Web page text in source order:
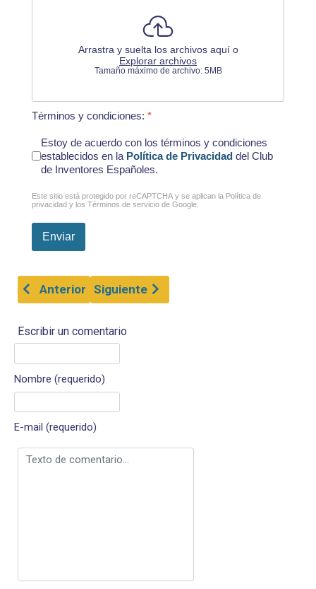
Arrastra y suelta los archivos aquí o
Explorar archivos
Tamaño máximo de archivo: 5MB
Términos y condiciones: *
Estoy de acuerdo con los términos y condiciones
establecidos en la Política de Privacidad del Club
de Inventores Españoles.
reCAPTCHA*
Este sitio está protegido por reCAPTCHA y se aplican la Política de
privacidad y los Términos de servicio de Google.
Enviar
Artículo anterior: El brazo del bebé
Anterior Artículo siguiente: Palillo impregnado
Siguiente
Escribir un comentario
Nombre (requerido)
E-mail (requerido)
Texto de comentario